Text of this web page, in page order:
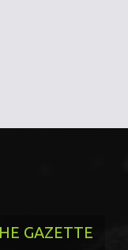
GAZETTE